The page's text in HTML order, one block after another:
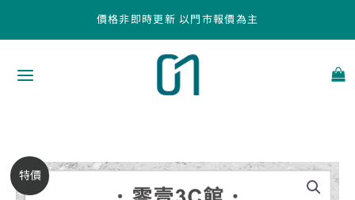
價格非即時更新 以門市報價為主
特價
原
目
【hoda】
AR